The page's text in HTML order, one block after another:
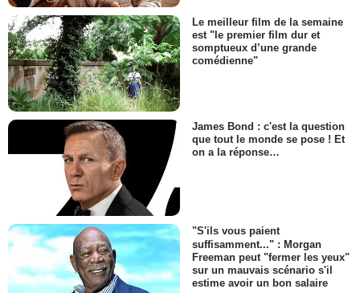
Le meilleur film de la semaine
est "le premier film dur et
somptueux d’une grande
comédienne"
James Bond : c'est la question
que tout le monde se pose ! Et
on a la réponse…
"S'ils vous paient
suffisamment..." : Morgan
Freeman peut "fermer les yeux"
sur un mauvais scénario s'il
estime avoir un bon salaire